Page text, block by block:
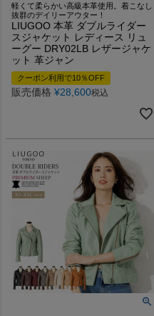
軽くて柔らかい高級本革使用。着こなし
抜群のデイリーアウター！
LIUGOO 本革 ダブルライダー
スジャケット レディース リュ
ーグー DRY02LB レザージャケ
ット 革ジャン
クーポン利用で10％OFF
販売価格 ¥28,600税込